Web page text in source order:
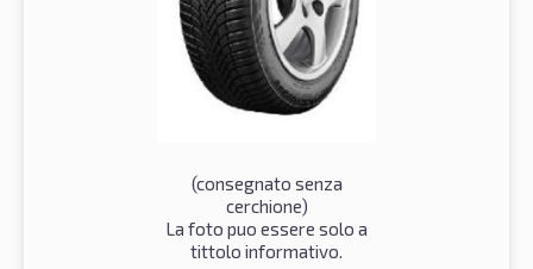
(consegnato senza
cerchione)
La foto puo essere solo a
tittolo informativo.